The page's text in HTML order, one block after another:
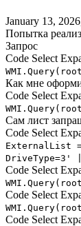
January 13,
Попытка
Запрос
Code Select
Как мне
Code Select
Сам лист
Code Select
ExternalList =
DriveType=3'
Code Select
Code Select
Code Select